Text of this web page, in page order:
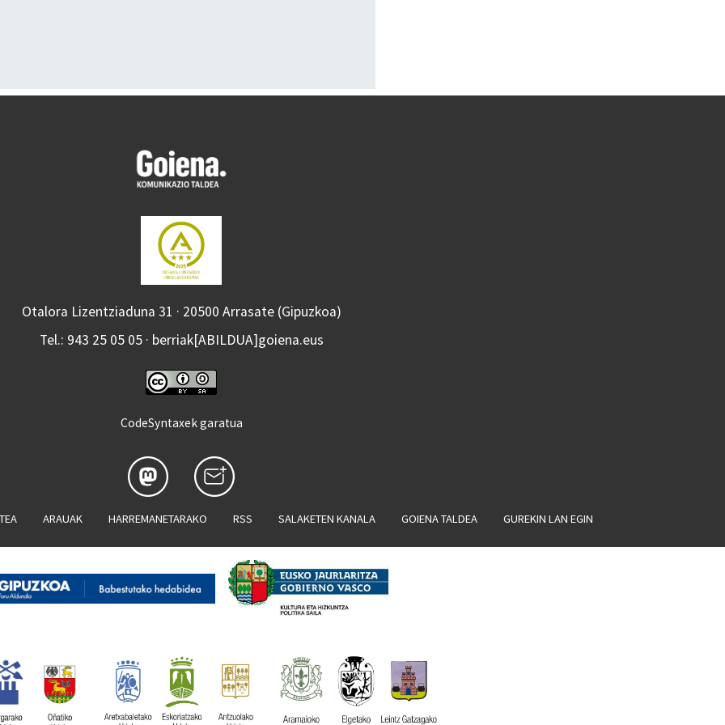
Otalora Lizentziaduna 31 · 20500 Arrasate (Gipuzkoa)
Tel.: 943 25 05 05 · berriak[ABILDUA]goiena.eus
CodeSyntaxek garatua
ARAUAK HARREMANETARAKO RSS SALAKETEN KANALA GOIENA TALDEA GUREKIN LAN EGIN